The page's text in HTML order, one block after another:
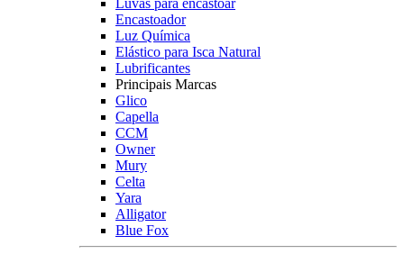
Luvas para encastoar
Encastoador
Luz Química
Elástico para Isca Natural
Lubrificantes
Principais Marcas
Glico
Capella
CCM
Owner
Mury
Celta
Yara
Alligator
Blue Fox